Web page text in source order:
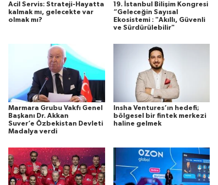
Acil Servis: Strateji-Hayatta
kalmak mı, gelecekte var
olmak mı?
19. İstanbul Bilişim Kongresi
“Geleceğin Sayısal
Ekosistemi : "Akıllı, Güvenli
ve Sürdürülebilir"
Marmara Grubu Vakfı Genel
Başkanı Dr. Akkan
Suver’e Özbekistan Devleti
Madalya verdi
Insha Ventures’ın hedefi;
bölgesel bir fintek merkezi
haline gelmek